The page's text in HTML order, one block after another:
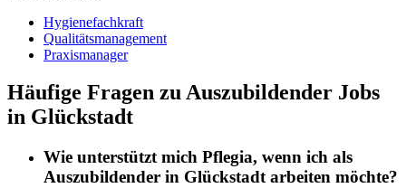
Hygienefachkraft
Qualitätsmanagement
Praxismanager
Häufige Fragen zu Auszubildender Jobs
in Glückstadt
Wie unterstützt mich Pflegia, wenn ich als
Auszubildender in Glückstadtarbeiten möchte?